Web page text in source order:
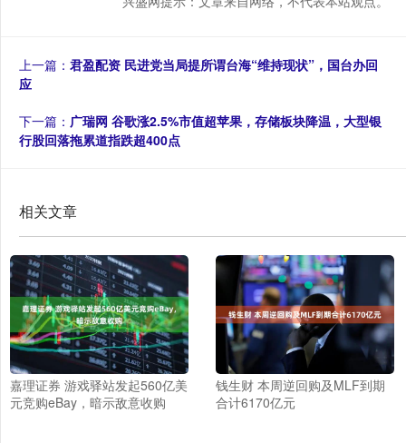
上一篇： 君盈配资 民进党当局提所谓台海“维持现状”，国台办回
应
下一篇： 广瑞网 谷歌涨2.5%市值超苹果，存储板块降温，大型银
行股回落拖累道指跌超400点
相关文章
嘉理证券 游戏驿站发起560亿美
元竞购eBay，暗示敌意收购
钱生财 本周逆回购及MLF到期
合计6170亿元